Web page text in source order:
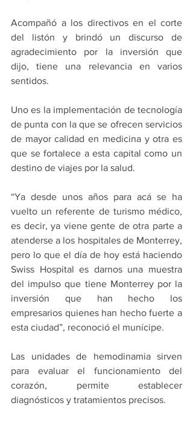
Acompañó a los directivos en el corte
del listón y brindó un discurso de
agradecimiento por la inversión que
dijo, tiene una relevancia en varios
sentidos.
Uno es la implementación de tecnología
de punta con la que se ofrecen servicios
de mayor calidad en medicina y otra es
que se fortalece a esta capital como un
destino de viajes por la salud.
“Ya desde unos años para acá se ha
vuelto un referente de turismo médico,
es decir, ya viene gente de otra parte a
atenderse a los hospitales de Monterrey,
pero lo que el día de hoy está haciendo
Swiss Hospital es darnos una muestra
del impulso que tiene Monterrey por la
inversión que han hecho los
empresarios quienes han hecho fuerte a
esta ciudad”, reconoció el munícipe.
Las unidades de hemodinamia sirven
para evaluar el funcionamiento del
corazón, permite establecer
diagnósticos y tratamientos precisos.